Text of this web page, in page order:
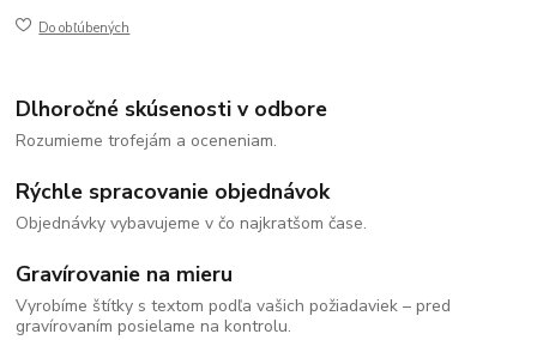
Do obľúbených
Dlhoročné skúsenosti v odbore
Rozumieme trofejám a oceneniam.
Rýchle spracovanie objednávok
Objednávky vybavujeme v čo najkratšom čase.
Gravírovanie na mieru
Vyrobíme štítky s textom podľa vašich požiadaviek – pred
gravírovaním posielame na kontrolu.